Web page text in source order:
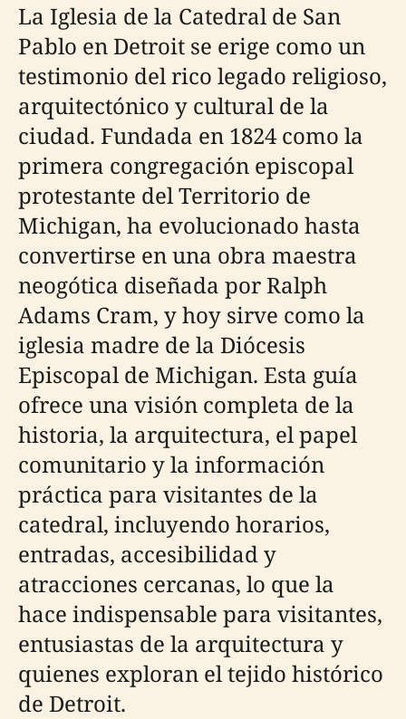
La Iglesia de la Catedral de San
Pablo en Detroit se erige como un
testimonio del rico legado religioso,
arquitectónico y cultural de la
ciudad. Fundada en 1824 como la
primera congregación episcopal
protestante del Territorio de
Michigan, ha evolucionado hasta
convertirse en una obra maestra
neogótica diseñada por Ralph
Adams Cram, y hoy sirve como la
iglesia madre de la Diócesis
Episcopal de Michigan. Esta guía
ofrece una visión completa de la
historia, la arquitectura, el papel
comunitario y la información
práctica para visitantes de la
catedral, incluyendo horarios,
entradas, accesibilidad y
atracciones cercanas, lo que la
hace indispensable para visitantes,
entusiastas de la arquitectura y
quienes exploran el tejido histórico
de Detroit.